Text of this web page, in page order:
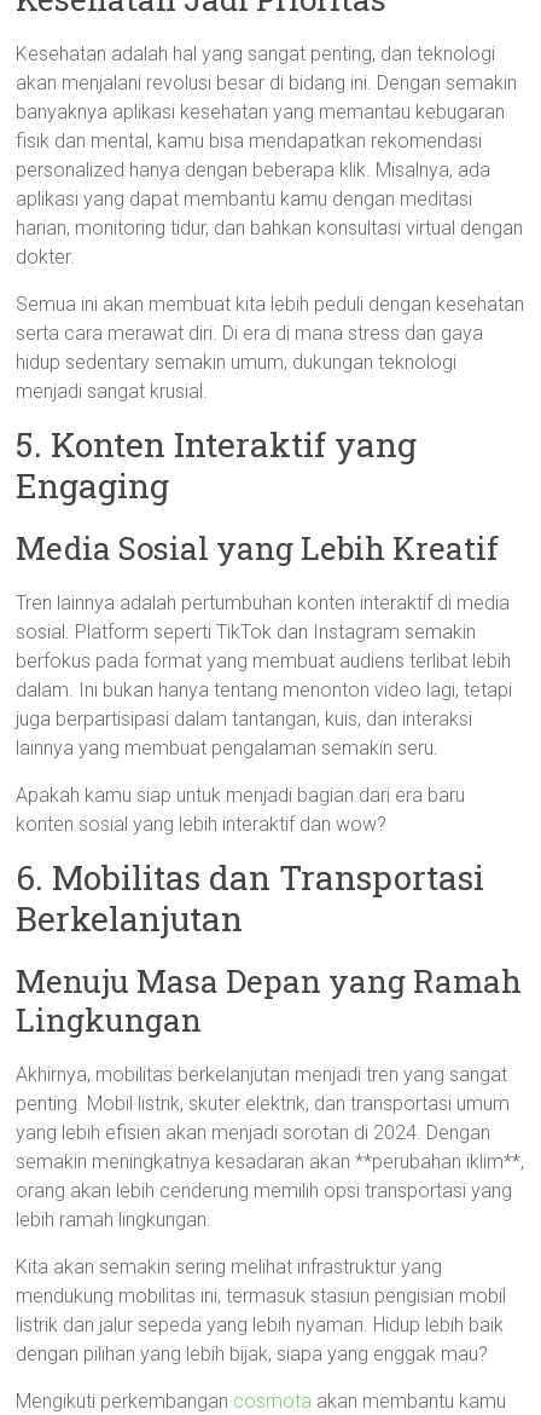
Kesehatan adalah hal yang sangat penting, dan teknologi
akan menjalani revolusi besar di bidang ini. Dengan semakin
banyaknya aplikasi kesehatan yang memantau kebugaran
fisik dan mental, kamu bisa mendapatkan rekomendasi
personalized hanya dengan beberapa klik. Misalnya, ada
aplikasi yang dapat membantu kamu dengan meditasi
harian, monitoring tidur, dan bahkan konsultasi virtual dengan
dokter.
Semua ini akan membuat kita lebih peduli dengan kesehatan
serta cara merawat diri. Di era di mana stress dan gaya
hidup sedentary semakin umum, dukungan teknologi
menjadi sangat krusial.
5. Konten Interaktif yang
Engaging
Media Sosial yang Lebih Kreatif
Tren lainnya adalah pertumbuhan konten interaktif di media
sosial. Platform seperti TikTok dan Instagram semakin
berfokus pada format yang membuat audiens terlibat lebih
dalam. Ini bukan hanya tentang menonton video lagi, tetapi
juga berpartisipasi dalam tantangan, kuis, dan interaksi
lainnya yang membuat pengalaman semakin seru.
Apakah kamu siap untuk menjadi bagian dari era baru
konten sosial yang lebih interaktif dan wow?
6. Mobilitas dan Transportasi
Berkelanjutan
Menuju Masa Depan yang Ramah
Lingkungan
Akhirnya, mobilitas berkelanjutan menjadi tren yang sangat
penting. Mobil listrik, skuter elektrik, dan transportasi umum
yang lebih efisien akan menjadi sorotan di 2024. Dengan
semakin meningkatnya kesadaran akan **perubahan iklim**,
orang akan lebih cenderung memilih opsi transportasi yang
lebih ramah lingkungan.
Kita akan semakin sering melihat infrastruktur yang
mendukung mobilitas ini, termasuk stasiun pengisian mobil
listrik dan jalur sepeda yang lebih nyaman. Hidup lebih baik
dengan pilihan yang lebih bijak, siapa yang enggak mau?
Mengikuti perkembangan cosmota akan membantu kamu